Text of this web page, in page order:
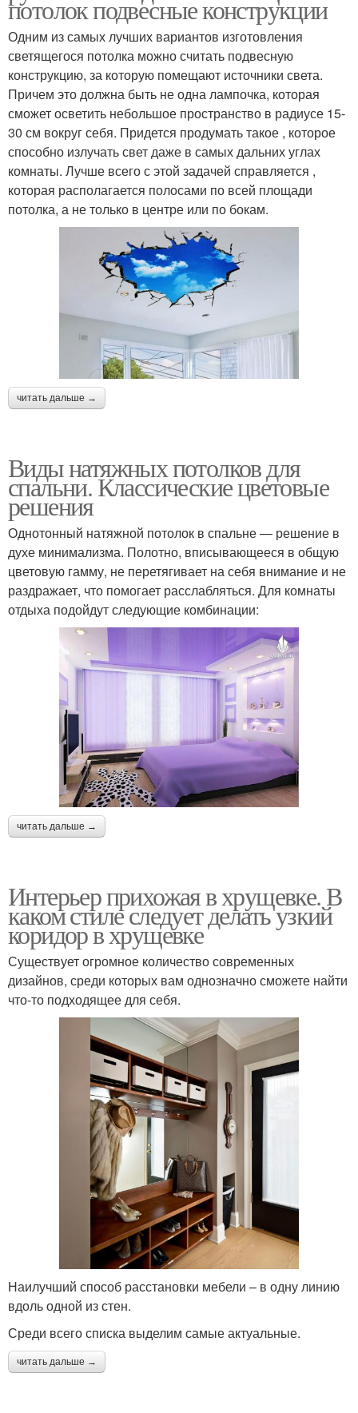
потолок подвесные конструкции
Одним из самых лучших вариантов изготовления
светящегося потолка можно считать подвесную
конструкцию, за которую помещают источники света.
Причем это должна быть не одна лампочка, которая
сможет осветить небольшое пространство в радиусе 15-
30 см вокруг себя. Придется продумать такое , которое
способно излучать свет даже в самых дальних углах
комнаты. Лучше всего с этой задачей справляется ,
которая располагается полосами по всей площади
потолка, а не только в центре или по бокам.
читать дальше →
Виды натяжных потолков для
спальни. Классические цветовые
решения
Однотонный натяжной потолок в спальне — решение в
духе минимализма. Полотно, вписывающееся в общую
цветовую гамму, не перетягивает на себя внимание и не
раздражает, что помогает расслабляться. Для комнаты
отдыха подойдут следующие комбинации:
читать дальше →
Интерьер прихожая в хрущевке. В
каком стиле следует делать узкий
коридор в хрущевке
Существует огромное количество современных
дизайнов, среди которых вам однозначно сможете найти
что-то подходящее для себя.
Наилучший способ расстановки мебели – в одну линию
вдоль одной из стен.
Среди всего списка выделим самые актуальные.
читать дальше →